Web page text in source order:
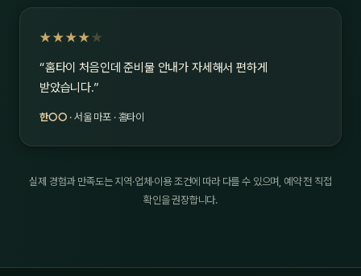
★★★★ ★
“홈타이 처음인데 준비물 안내가 자세해서 편하게
받았습니다.”
한○○ · 서울 마포 · 홈타이
실제 경험과 만족도는 지역·업체·이용 조건에 따라 다를 수 있으며, 예약 전 직접
확인을 권장합니다.